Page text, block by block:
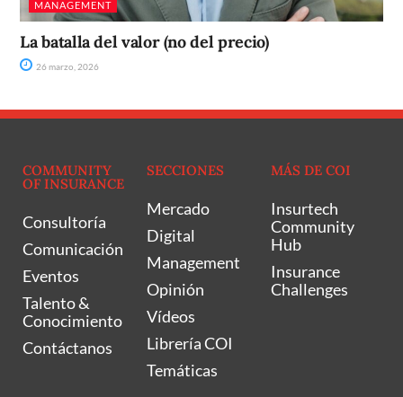
MANAGEMENT
La batalla del valor (no del precio)
26 marzo, 2026
COMMUNITY
OF INSURANCE
Consultoría
Comunicación
Eventos
Talento &
Conocimiento
Contáctanos
SECCIONES
Mercado
Digital
Management
Opinión
Vídeos
Librería COI
Temáticas
MÁS DE COI
Insurtech
Community
Hub
Insurance
Challenges